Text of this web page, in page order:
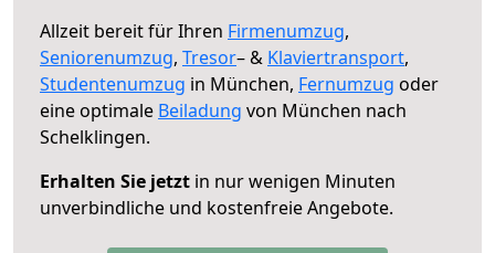
Allzeit bereit für Ihren Firmenumzug,
Seniorenumzug, Tresor– & Klaviertransport,
Studentenumzug in München, Fernumzug oder
eine optimale Beiladung von München nach
Schelklingen.
Erhalten Sie jetzt in nur wenigen Minuten
unverbindliche und kostenfreie Angebote.